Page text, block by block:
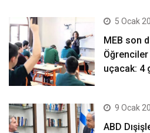
5 Ocak
MEB son
uçacak: 4
9 Ocak
ABD